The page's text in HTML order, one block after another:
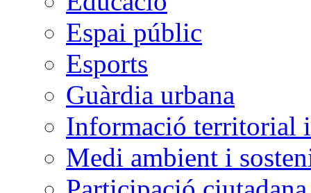
Espai públic
Esports
Guàrdia urbana
Informació territorial
Medi ambient i